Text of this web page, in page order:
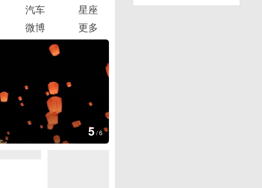
汽车
星座
微博 更多
图集
上海：七彩稻田画迎最佳观赏期
6/6